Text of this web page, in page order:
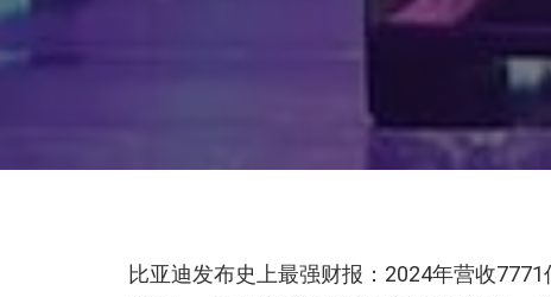
比亚迪发布史上最强财报：2024年营收